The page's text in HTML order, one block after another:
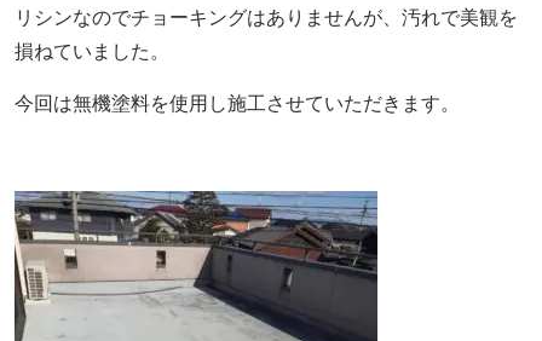
リシンなのでチョーキングはありませんが、汚れで美観を
損ねていました。
今回は無機塗料を使用し施工させていただきます。